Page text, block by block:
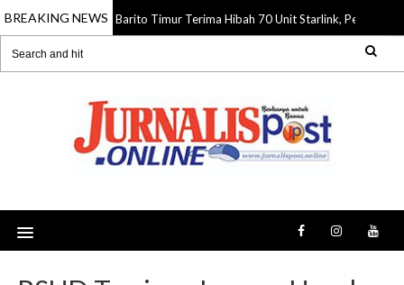
BREAKING NEWS
06 Aug 2026 Barito Timur Terima Hibah 70 Unit Starlink, Perkuat